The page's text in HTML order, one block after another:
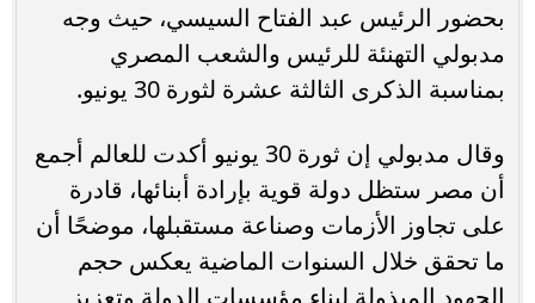
بحضور الرئيس عبد الفتاح السيسي، حيث وجه
مدبولي التهنئة للرئيس والشعب المصري
بمناسبة الذكرى الثالثة عشرة لثورة 30 يونيو.
وقال مدبولي إن ثورة 30 يونيو أكدت للعالم أجمع
أن مصر ستظل دولة قوية بإرادة أبنائها، قادرة
على تجاوز الأزمات وصناعة مستقبلها، موضحًا أن
ما تحقق خلال السنوات الماضية يعكس حجم
الجهود المبذولة لبناء مؤسسات الدولة وتعزيز